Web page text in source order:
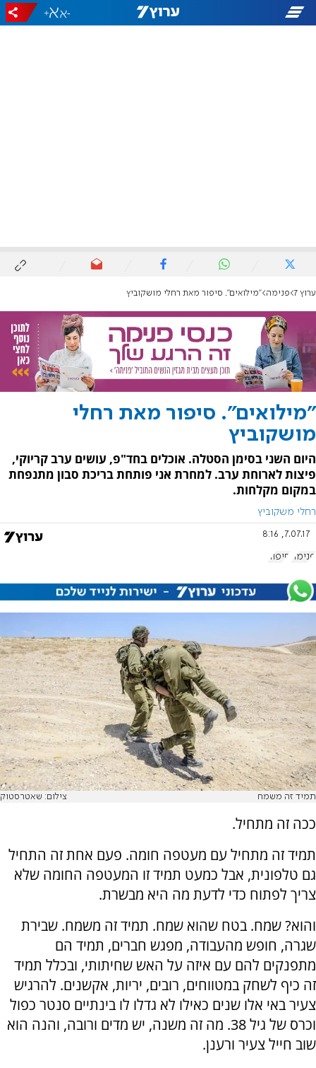
-
+
ערוץ 7 פנימה "מילואים". סיפור מאת רחלי מושקוביץ
"מילואים". סיפור מאת רחלי
מושקוביץ
היום השני בסימן הסטלה. אוכלים בחד"פ, עושים ערב קריוקי,
פיצות לארוחת ערב. למחרת אני פותחת בריכת סבון מתנפחת
במקום מקלחות.
רחלי משקוביץ
7.07.17, 8:16
פנימה סיפור
תמיד זה משמח צילום: שאטרסטוק
ככה זה מתחיל.
תמיד זה מתחיל עם מעטפה חומה. פעם אחת זה התחיל
גם טלפונית, אבל כמעט תמיד זו המעטפה החומה שלא
צריך לפתוח כדי לדעת מה היא מבשרת.
והוא? שמח. בטח שהוא שמח. תמיד זה משמח. שבירת
שגרה, חופש מהעבודה, מפגש חברים, תמיד הם
מתפנקים להם עם איזה על האש שחיתותי, ובכלל תמיד
זה כיף לשחק במטווחים, רובים, יריות, אקשנים. להרגיש
צעיר באי אלו שנים כאילו לא גדלו לו בינתיים סנטר כפול
וכרס של גיל 38. מה זה משנה, יש מדים ורובה, והנה הוא
שוב חייל צעיר ורענן.